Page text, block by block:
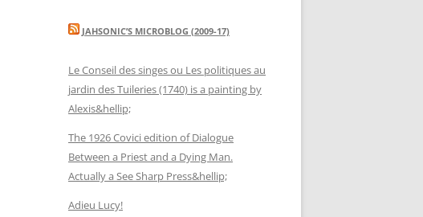
JAHSONIC’S MICROBLOG (2009-17)
Le Conseil des singes ou Les politiques au
jardin des Tuileries (1740) is a painting by
Alexis&hellip;
The 1926 Covici edition of Dialogue
Between a Priest and a Dying Man.
Actually a See Sharp Press&hellip;
Adieu Lucy!